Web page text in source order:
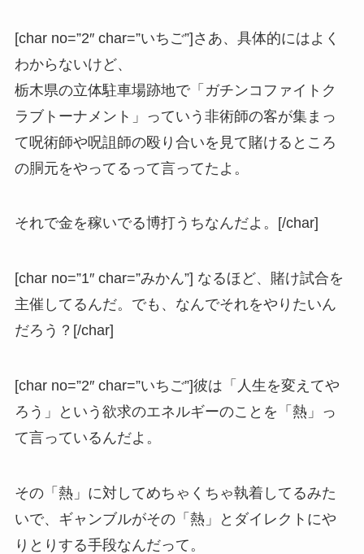
[char no=”2″ char=”いちご”]さあ、具体的にはよく
わからないけど、
栃木県の立体駐車場跡地で「ガチンコファイトク
ラブトーナメント」っていう非術師の客が集まっ
て呪術師や呪詛師の殴り合いを見て賭けるところ
の胴元をやってるって言ってたよ。
それで金を稼いでる博打うちなんだよ。[/char]
[char no=”1″ char=”みかん”] なるほど、賭け試合を
主催してるんだ。でも、なんでそれをやりたいん
だろう？[/char]
[char no=”2″ char=”いちご”]彼は「人生を変えてや
ろう」という欲求のエネルギーのことを「熱」っ
て言っているんだよ。
その「熱」に対してめちゃくちゃ執着してるみた
いで、ギャンブルがその「熱」とダイレクトにや
りとりする手段なんだって。